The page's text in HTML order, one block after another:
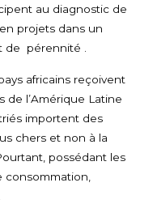
au diagnostic de
projets dans un
pérennité .
africains reçoivent
de l’Amérique Latine
importent des
chers et non à la
possédant les